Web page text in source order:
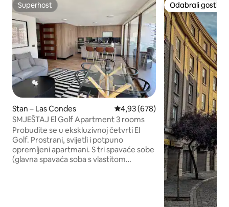
Superhost
Superhost
Stan – Las Condes Prosječna ocjena: 4,93/5,
4,93 (678)
SMJEŠTAJ El Golf Apartment 3 rooms
Probudite se u ekskluzivnoj četvrti El
Golf. Prostrani, svijetli i potpuno
opremljeni apartmani. S tri spavaće sobe
(glavna spavaća soba s vlastitom
Odabrali gosti
Odabrali gosti